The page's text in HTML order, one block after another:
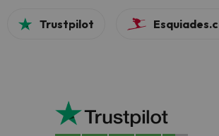
Trustpilot